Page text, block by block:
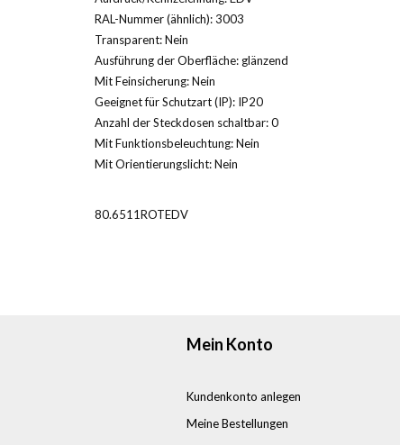
RAL-Nummer (ähnlich): 3003
Transparent: Nein
Ausführung der Oberfläche: glänzend
Mit Feinsicherung: Nein
Geeignet für Schutzart (IP): IP20
Anzahl der Steckdosen schaltbar: 0
Mit Funktionsbeleuchtung: Nein
Mit Orientierungslicht: Nein
80.6511ROTEDV
Mein Konto
Kundenkonto anlegen
Meine Bestellungen